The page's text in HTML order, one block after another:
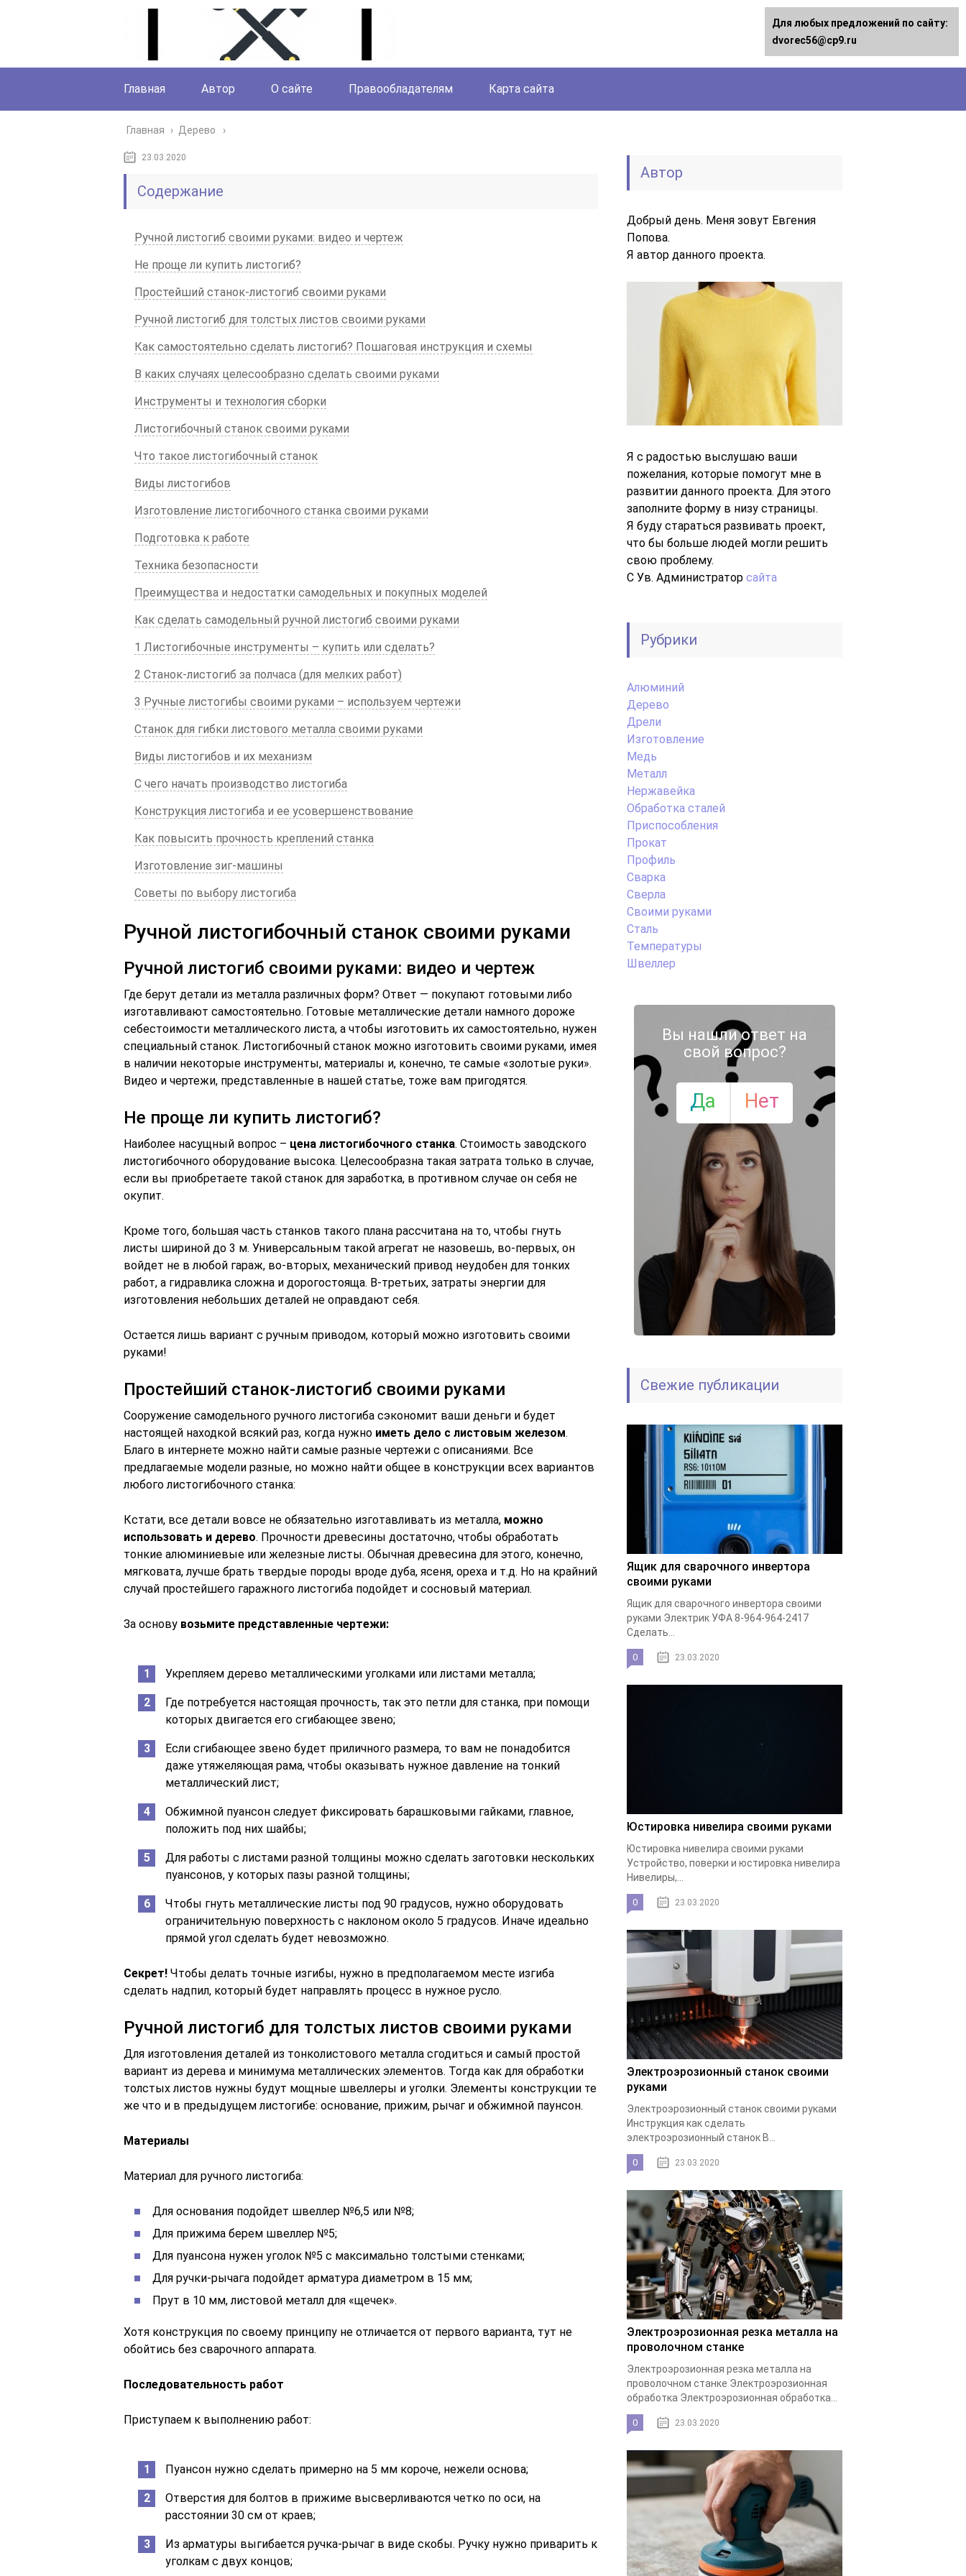
Главная Автор О сайте Правообладателям Карта сайта
Главная › Дерево
23.03.2020
Содержание
Ручной листогиб своими руками: видео и чертеж
Не проще ли купить листогиб?
Простейший станок-листогиб своими руками
Ручной листогиб для толстых листов своими руками
Как самостоятельно сделать листогиб? Пошаговая инструкция и схемы
В каких случаях целесообразно сделать своими руками
Инструменты и технология сборки
Листогибочный станок своими руками
Что такое листогибочный станок
Виды листогибов
Изготовление листогибочного станка своими руками
Подготовка к работе
Техника безопасности
Преимущества и недостатки самодельных и покупных моделей
Как сделать самодельный ручной листогиб своими руками
1 Листогибочные инструменты – купить или сделать?
2 Станок-листогиб за полчаса (для мелких работ)
3 Ручные листогибы своими руками – используем чертежи
Станок для гибки листового металла своими руками
Виды листогибов и их механизм
С чего начать производство листогиба
Конструкция листогиба и ее усовершенствование
Как повысить прочность креплений станка
Изготовление зиг-машины
Советы по выбору листогиба
Ручной листогибочный станок своими руками
Ручной листогиб своими руками: видео и чертеж
Где берут детали из металла различных форм? Ответ — покупают готовыми либо
изготавливают самостоятельно. Готовые металлические детали намного дороже
себестоимости металлического листа, а чтобы изготовить их самостоятельно, нужен
специальный станок. Листогибочный станок можно изготовить своими руками, имея
в наличии некоторые инструменты, материалы и, конечно, те самые «золотые руки».
Видео и чертежи, представленные в нашей статье, тоже вам пригодятся.
Не проще ли купить листогиб?
Наиболее насущный вопрос – цена листогибочного станка. Стоимость заводского
листогибочного оборудование высока. Целесообразна такая затрата только в случае,
если вы приобретаете такой станок для заработка, в противном случае он себя не
окупит.
Кроме того, большая часть станков такого плана рассчитана на то, чтобы гнуть
листы шириной до 3 м. Универсальным такой агрегат не назовешь, во-первых, он
войдет не в любой гараж, во-вторых, механический привод неудобен для тонких
работ, а гидравлика сложна и дорогостояща. В-третьих, затраты энергии для
изготовления небольших деталей не оправдают себя.
Остается лишь вариант с ручным приводом, который можно изготовить своими
руками!
Простейший станок-листогиб своими руками
Сооружение самодельного ручного листогиба сэкономит ваши деньги и будет
настоящей находкой всякий раз, когда нужно иметь дело с листовым железом.
Благо в интернете можно найти самые разные чертежи с описаниями. Все
предлагаемые модели разные, но можно найти общее в конструкции всех вариантов
любого листогибочного станка:
Кстати, все детали вовсе не обязательно изготавливать из металла, можно
использовать и дерево. Прочности древесины достаточно, чтобы обработать
тонкие алюминиевые или железные листы. Обычная древесина для этого, конечно,
мягковата, лучше брать твердые породы вроде дуба, ясеня, ореха и т.д. Но на крайний
случай простейшего гаражного листогиба подойдет и сосновый материал.
За основу возьмите представленные чертежи:
Укрепляем дерево металлическими уголками или листами металла;
Где потребуется настоящая прочность, так это петли для станка, при помощи
которых двигается его сгибающее звено;
Если сгибающее звено будет приличного размера, то вам не понадобится
даже утяжеляющая рама, чтобы оказывать нужное давление на тонкий
металлический лист;
Обжимной пуансон следует фиксировать барашковыми гайками, главное,
положить под них шайбы;
Для работы с листами разной толщины можно сделать заготовки нескольких
пуансонов, у которых пазы разной толщины;
Чтобы гнуть металлические листы под 90 градусов, нужно оборудовать
ограничительную поверхность с наклоном около 5 градусов. Иначе идеально
прямой угол сделать будет невозможно.
Секрет! Чтобы делать точные изгибы, нужно в предполагаемом месте изгиба
сделать надпил, который будет направлять процесс в нужное русло.
Ручной листогиб для толстых листов своими руками
Для изготовления деталей из тонколистового металла сгодиться и самый простой
вариант из дерева и минимума металлических элементов. Тогда как для обработки
толстых листов нужны будут мощные швеллеры и уголки. Элементы конструкции те
же что и в предыдущем листогибе: основание, прижим, рычаг и обжимной паунсон.
Материалы
Материал для ручного листогиба:
Для основания подойдет швеллер №6,5 или №8;
Для прижима берем швеллер №5;
Для пуансона нужен уголок №5 с максимально толстыми стенками;
Для ручки-рычага подойдет арматура диаметром в 15 мм;
Прут в 10 мм, листовой металл для «щечек».
Хотя конструкция по своему принципу не отличается от первого варианта, тут не
обойтись без сварочного аппарата.
Последовательность работ
Приступаем к выполнению работ:
Пуансон нужно сделать примерно на 5 мм короче, нежели основа;
Отверстия для болтов в прижиме высверливаются четко по оси, на
расстоянии 30 см от краев;
Из арматуры выгибается ручка-рычаг в виде скобы. Ручку нужно приварить к
уголкам с двух концов;
Автор
Добрый день. Меня зовут Евгения
Попова.
Я автор данного проекта.
Я с радостью выслушаю ваши
пожелания, которые помогут мне в
развитии данного проекта. Для этого
заполните форму в низу страницы.
Я буду стараться развивать проект,
что бы больше людей могли решить
свою проблему.
С Ув. Администратор сайта
Рубрики
Алюминий
Дерево
Дрели
Изготовление
Медь
Металл
Нержавейка
Обработка сталей
Приспособления
Прокат
Профиль
Сварка
Сверла
Своими руками
Сталь
Температуры
Швеллер
Вы нашли ответ на
свой вопрос?
Да Нет
Свежие публикации
Ящик для сварочного инвертора
своими руками
Ящик для сварочного инвертора своими
руками Электрик УФА 8-964-964-2417
Сделать...
0 23.03.2020
Юстировка нивелира своими руками
Юстировка нивелира своими руками
Устройство, поверки и юстировка нивелира
Нивелиры,...
0 23.03.2020
Электроэрозионный станок своими
руками
Электроэрозионный станок своими руками
Инструкция как сделать
электроэрозионный станок В...
0 23.03.2020
Электроэрозионная резка металла на
проволочном станке
Электроэрозионная резка металла на
проволочном станке Электроэрозионная
обработка Электроэрозионная обработка...
0 23.03.2020
Для любых предложений по сайту:
dvorec56@cp9.ru